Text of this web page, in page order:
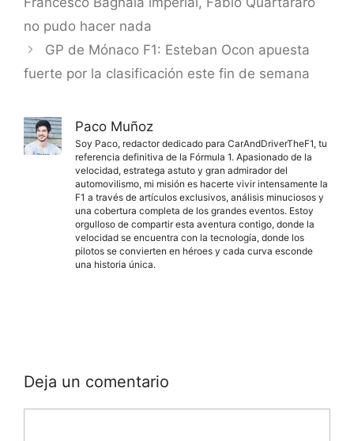
no pudo hacer nada
GP de Mónaco F1: Esteban Ocon apuesta
fuerte por la clasificación este fin de semana
Paco Muñoz
Soy Paco, redactor dedicado para CarAndDriverTheF1, tu
referencia definitiva de la Fórmula 1. Apasionado de la
velocidad, estratega astuto y gran admirador del
automovilismo, mi misión es hacerte vivir intensamente la
F1 a través de artículos exclusivos, análisis minuciosos y
una cobertura completa de los grandes eventos. Estoy
orgulloso de compartir esta aventura contigo, donde la
velocidad se encuentra con la tecnología, donde los
pilotos se convierten en héroes y cada curva esconde
una historia única.
Deja un comentario